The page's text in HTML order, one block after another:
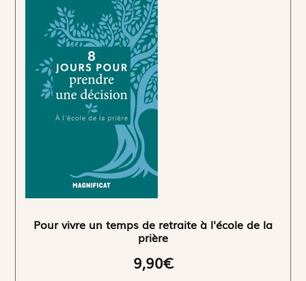
Pour vivre un temps de retraite à l'école de la
prière
9,90€